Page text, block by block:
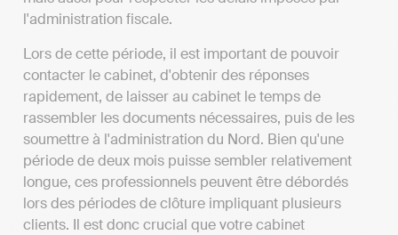
l'administration fiscale.
Lors de cette période, il est important de pouvoir
contacter le cabinet, d'obtenir des réponses
rapidement, de laisser au cabinet le temps de
rassembler les documents nécessaires, puis de les
soumettre à l'administration du Nord. Bien qu'une
période de deux mois puisse sembler relativement
longue, ces professionnels peuvent être débordés
lors des périodes de clôture impliquant plusieurs
clients. Il est donc crucial que votre cabinet